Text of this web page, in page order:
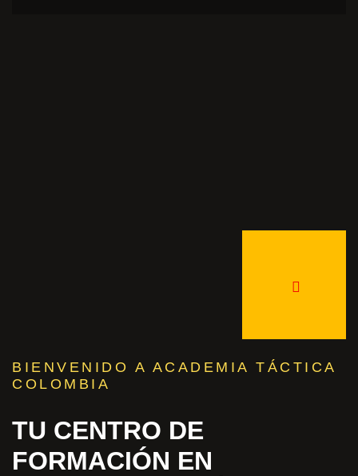
BIENVENIDO A ACADEMIA TÁCTICA
COLOMBIA
TU CENTRO DE
FORMACIÓN EN